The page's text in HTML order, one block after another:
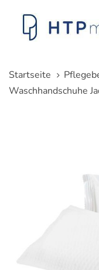
überspringen
springen
Startseite
Waschhandschuhe